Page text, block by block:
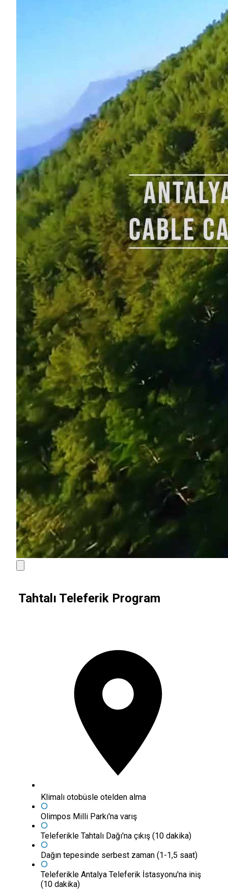
Tahtalı Teleferik Program
Klimalı otobüsle otelden alma
Olimpos Milli Parkı'na varış
Teleferikle Tahtalı Dağı'na çıkış (10 dakika)
Dağın tepesinde serbest zaman (1-1,5 saat)
Teleferikle Antalya Teleferik İstasyonu'na iniş
(10 dakika)